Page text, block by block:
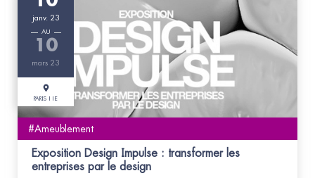
janv. 23
AU
10
mars 23
PARIS 11E
#Ameublement
Exposition Design Impulse : transformer les
entreprises par le design